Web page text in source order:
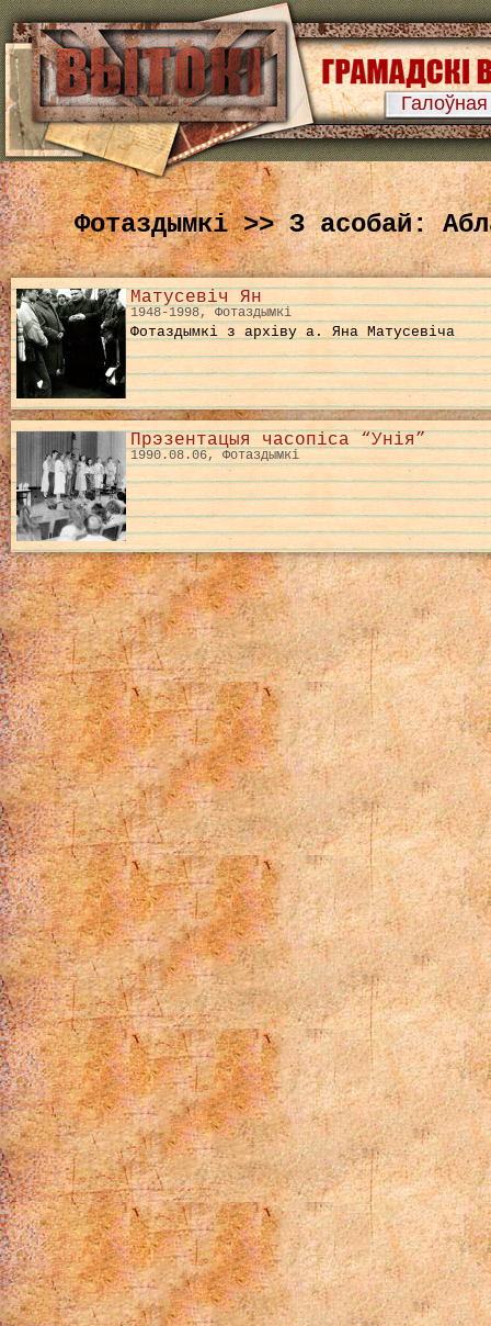
Галоўная
Фотаздымкі >> З асобай:
Матусевіч Ян
1948-1998, Фотаздымкі
Фотаздымкі з архіву а. Яна Матусевіча
Прэзентацыя часопіса “Унія”
1990.08.06, Фотаздымкі